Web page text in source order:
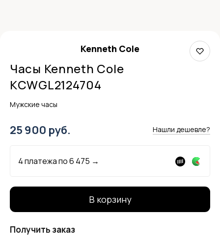
Kenneth Cole
Часы Kenneth Cole
KCWGL2124704
Мужские часы
25 900 руб. Нашли дешевле?
4 платежа по6 475 →
В корзину
Получить заказ